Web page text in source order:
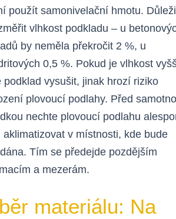
použít samonivelační hmotu.
vlhkost podkladu – u
by neměla překročit 2 %, u
0,5 %. Pokud je vlhkost
podklad vysušit, jinak hrozí riziko
plovoucí podlahy. Před
nechte plovoucí podlahu
aklimatizovat v místnosti, kde bude
Tím se předejde pozdějším
a mezerám.
materiálu: Na